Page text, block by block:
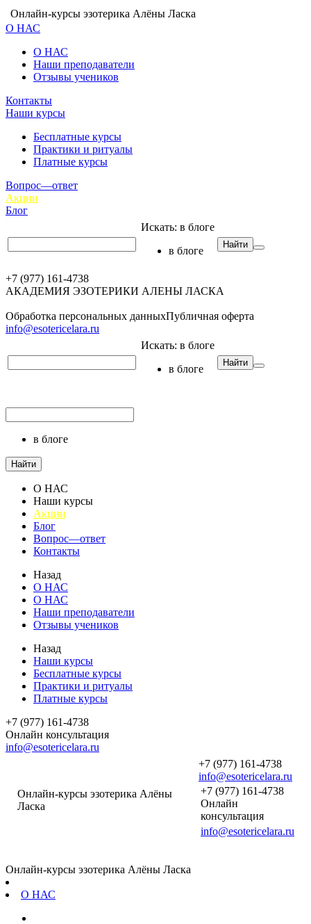
Онлайн-курсы эзотерика Алёны Ласка
О НАС
О НАС
Наши преподаватели
Отзывы учеников
Контакты
Наши курсы
Бесплатные курсы
Практики и ритуалы
Платные курсы
Вопрос—ответ
Акции
Блог
Искать: в блоге
в блоге
Найти
+7 (977) 161-4738
АКАДЕМИЯ ЭЗОТЕРИКИ АЛЕНЫ ЛАСКА
Обработка персональных данныхПубличная оферта
info@esotericelara.ru
Искать: в блоге
в блоге
Найти
в блоге
Найти
О НАС
Наши курсы
Акции
Блог
Вопрос—ответ
Контакты
Назад
О НАС
О НАС
Наши преподаватели
Отзывы учеников
Назад
Наши курсы
Бесплатные курсы
Практики и ритуалы
Платные курсы
+7 (977) 161-4738
Онлайн консультация
info@esotericelara.ru
Онлайн-курсы эзотерика Алёны
Ласка
+7 (977) 161-4738
info@esotericelara.ru
+7 (977) 161-4738
Онлайн
консультация
info@esotericelara.ru
Онлайн-курсы эзотерика Алёны Ласка
О НАС